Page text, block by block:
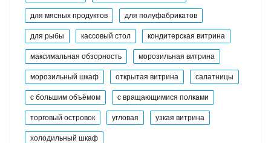
для мясных продуктов для полуфабрикатов
для рыбы кассовый стол кондитерская витрина
максимальная обзорность морозильная витрина
морозильный шкаф открытая витрина салатницы
с большим объёмом с вращающимися полками
торговый островок угловая узкая витрина
холодильный шкаф